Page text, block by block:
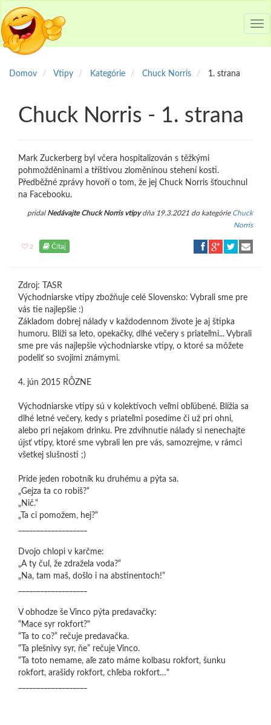
Domov Vtipy Kategórie Chuck Norris 1. strana
Chuck Norris - 1. strana
Mark Zuckerberg byl včera hospitalizován s těžkými
pohmožděninami a tříštivou zloměninou stehení kosti.
Předběžné zprávy hovoří o tom, že jej Chuck Norris šťouchnul
na Facebooku.
pridal Nedávajte Chuck Norris vtipydňa 19.3.2021 do kategórie Chuck
Norris
2 Čítaj
Zdroj: TASR
Východniarske vtipy zbožňuje celé Slovensko: Vybrali sme pre
vás tie najlepšie :)
Základom dobrej nálady v každodennom živote je aj štipka
humoru. Blíži sa leto, opekačky, dlhé večery s priateľmi... Vybrali
sme pre vás najlepšie východniarske vtipy, o ktoré sa môžete
podeliť so svojimi známymi.
4. jún 2015 RÔZNE
Východniarske vtipy sú v kolektívoch veľmi obľúbené. Blížia sa
dlhé letné večery, kedy s priateľmi posedíme či už pri ohni,
alebo pri nejakom drinku. Pre zdvihnutie nálady si nenechajte
újsť vtipy, ktoré sme vybrali len pre vás, samozrejme, v rámci
všetkej slušnosti ;)
Príde jeden robotník ku druhému a pýta sa.
„Gejza ta co robiš?“
„Nič.“
„Ta ci pomožem, hej?“
Dvojo chlopi v karčme:
„A ty čul, že zdražela voda?“
„Na, tam maš, došlo i na abstinentoch!“
V obhodze še Vinco pýta predavačky:
“Mace syr rokfort?"
“Ta to co?” rečuje predavačka.
“Ta plešnivy syr, ňe” rečuje Vinco.
“Ta toto nemame, aľe zato máme kolbasu rokfort, šunku
rokfort, arašidy rokfort, chľeba rokfort…"